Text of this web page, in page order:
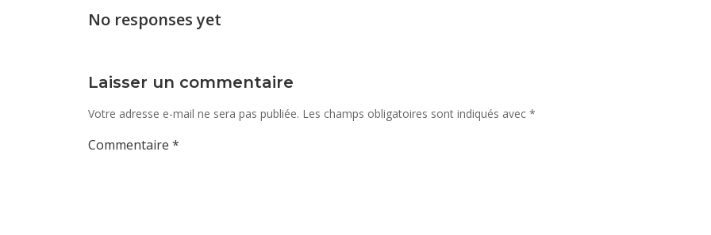
l’article
No responses yet
Laisser un commentaire
Votre adresse e-mail ne sera pas publiée. Les champs obligatoires sont indiqués avec *
Commentaire *